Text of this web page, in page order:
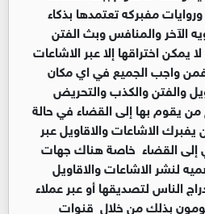
مفبركه تعتمدها بذكاء
والمنافس وبث الفتن
اختراقها إلا عبر الاشاعات
واجب الجميع في اي مكان
والفتن والكذب والتحريض
يقوم بها إلى القضاء في حالة
الاشاعات والاقاويل عبر
إلى القضاء خاصة هناك جهات
لنشر الاشاعات والاقاويل
الناس لتصديقها أو عبر عملاء
بذلك من خلال قنوات